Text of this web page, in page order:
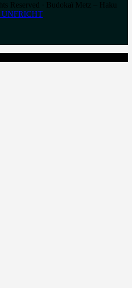
Reserved · Budokaï Metz – Haku
UNFRICHT